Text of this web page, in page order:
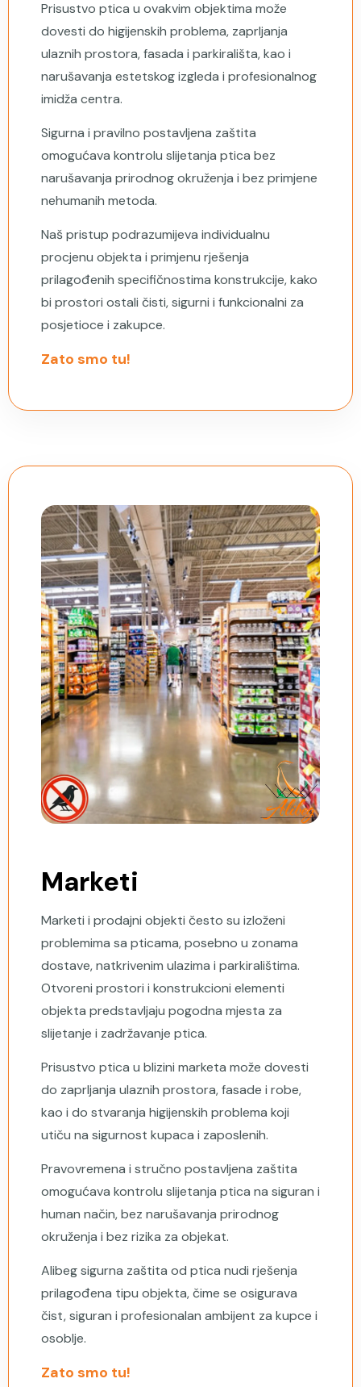
Prisustvo ptica u ovakvim objektima može
dovesti do higijenskih problema, zaprljanja
ulaznih prostora, fasada i parkirališta, kao i
narušavanja estetskog izgleda i profesionalnog
imidža centra.
Sigurna i pravilno postavljena zaštita
omogućava kontrolu slijetanja ptica bez
narušavanja prirodnog okruženja i bez primjene
nehumanih metoda.
Naš pristup podrazumijeva individualnu
procjenu objekta i primjenu rješenja
prilagođenih specifičnostima konstrukcije, kako
bi prostori ostali čisti, sigurni i funkcionalni za
posjetioce i zakupce.
Zato smo tu!
Marketi
Marketi i prodajni objekti često su izloženi
problemima sa pticama, posebno u zonama
dostave, natkrivenim ulazima i parkiralištima.
Otvoreni prostori i konstrukcioni elementi
objekta predstavljaju pogodna mjesta za
slijetanje i zadržavanje ptica.
Prisustvo ptica u blizini marketa može dovesti
do zaprljanja ulaznih prostora, fasade i robe,
kao i do stvaranja higijenskih problema koji
utiču na sigurnost kupaca i zaposlenih.
Pravovremena i stručno postavljena zaštita
omogućava kontrolu slijetanja ptica na siguran i
human način, bez narušavanja prirodnog
okruženja i bez rizika za objekat.
Alibeg sigurna zaštita od ptica nudi rješenja
prilagođena tipu objekta, čime se osigurava
čist, siguran i profesionalan ambijent za kupce i
osoblje.
Zato smo tu!